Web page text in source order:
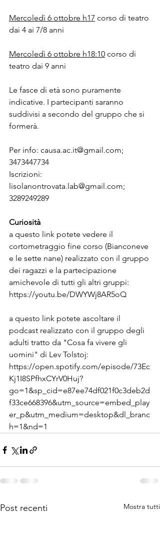
Mercoledì 6 ottobre h17 corso di teatro
dai 4 ai 7/8 anni
Mercoledì 6 ottobre h18:10 corso di
teatro dai 9 anni
Le fasce di età sono puramente
indicative. I partecipanti saranno
suddivisi a secondo del gruppo che si
formerà.
Per info: causa.ac.it@gmail.com;
3473447734
Iscrizioni:
lisolanontrovata.lab@gmail.com;
3289249289
Curiosità
a questo link potete vedere il
cortometraggio fine corso (Bianconeve
e le sette nane) realizzato con il gruppo
dei ragazzi e la partecipazione
amichevole di tutti gli altri gruppi:
https://youtu.be/DWYWj8AR5oQ
a questo link potete ascoltare il
podcast realizzato con il gruppo degli
adulti tratto da "Cosa fa vivere gli
uomini" di Lev Tolstoj:
https://open.spotify.com/episode/73Ec
Kj1I8SPfhxCYrV0Huj?
go=1&sp_cid=e87ee74df021f0c3deb2d
f33ce668396&utm_source=embed_play
er_p&utm_medium=desktop&dl_branc
h=1&nd=1
Post recenti Mostra tutti